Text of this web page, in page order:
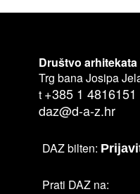
Društvo
Trg bana Josipa
t +385 1 4816151
daz@d-a-z.hr
DAZ bilten:
Prati DAZ na: